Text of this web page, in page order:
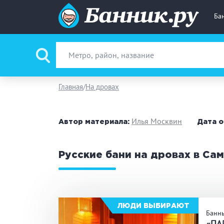
Вид парной
Вместимость
Банные услуги
Главная На дровах
Автор материала: Илья Москвин Дата
Русские бани на дровах в
ЛЮДИ ВЫБИРАЮТ